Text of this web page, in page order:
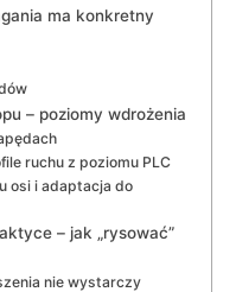
ma konkretny
– poziomy wdrożenia
ruchu z poziomu PLC
osi i adaptacja do
– jak „rysować”
nie wystarczy